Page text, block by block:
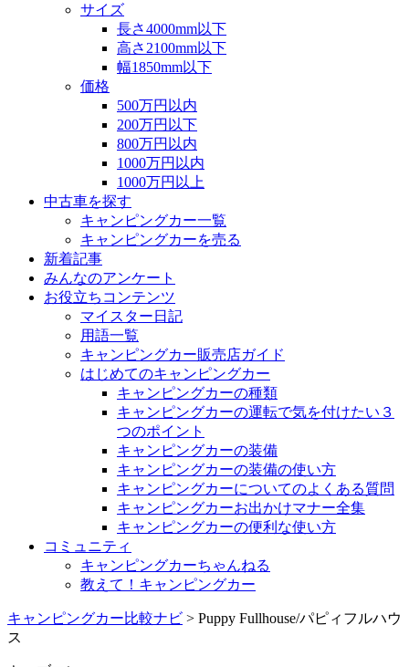
サイズ
長さ4000mm以下
高さ2100mm以下
幅1850mm以下
価格
500万円以内
200万円以下
800万円以内
1000万円以内
1000万円以上
中古車を探す
キャンピングカー一覧
キャンピングカーを売る
新着記事
みんなのアンケート
お役立ちコンテンツ
マイスター日記
用語一覧
キャンピングカー販売店ガイド
はじめてのキャンピングカー
キャンピングカーの種類
キャンピングカーの運転で気を付けたい３
つのポイント
キャンピングカーの装備
キャンピングカーの装備の使い方
キャンピングカーについてのよくある質問
キャンピングカーお出かけマナー全集
キャンピングカーの便利な使い方
コミュニティ
キャンピングカーちゃんねる
教えて！キャンピングカー
キャンピングカー比較ナビ > Puppy Fullhouse/パピィフルハウ
ス